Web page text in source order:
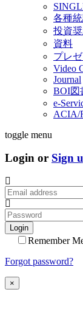
各種
投資
資料
プレ
Video
Journal
BOI図
e-
ACIA/
toggle menu
Login or Sign
Login
Remember
Forgot password?
×